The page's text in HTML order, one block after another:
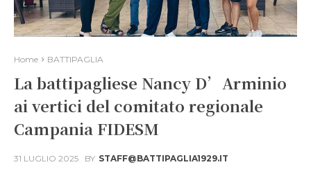
Home BATTIPAGLIA
La battipagliese Nancy D’Arminio
ai vertici del comitato regionale
Campania FIDESM
31 LUGLIO 2025 BY STAFF@BATTIPAGLIA1929.IT